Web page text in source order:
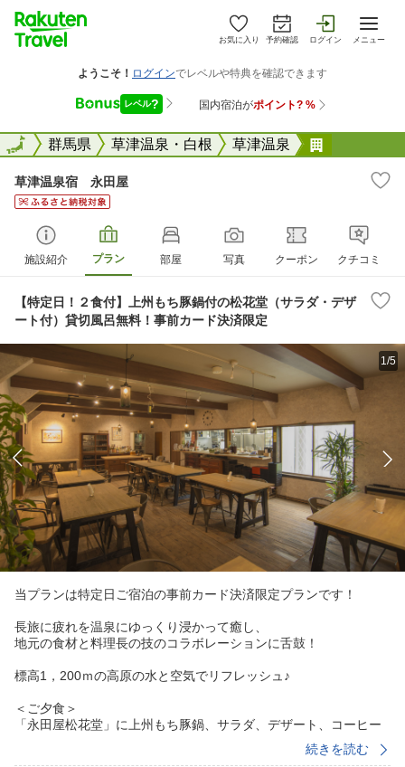
お気に入り 予約確認 ログイン メニュー
全国群馬県 草津温泉・白根 草津温泉
全国
草津温泉宿 永田屋
施設紹介 プラン 部屋 写真 クーポン クチコミ
【特定日！２食付】上州もち豚鍋付の松花堂（サラダ・デザ
ート付）貸切風呂無料！事前カード決済限定
1/5
当プランは特定日ご宿泊の事前カード決済限定プランです！
長旅に疲れを温泉にゆっくり浸かって癒し、
地元の食材と料理長の技のコラボレーションに舌鼓！
標高1，200ｍの高原の水と空気でリフレッシュ♪
＜ご夕食＞
「永田屋松花堂」に上州もち豚鍋、サラダ、デザート、コーヒー
続きを読む